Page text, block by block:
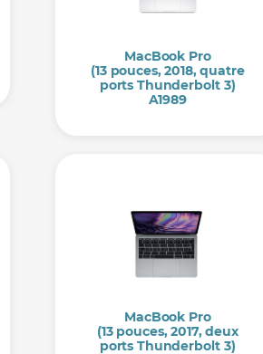
MacBook Pro
(13 pouces, 2018, quatre
ports Thunderbolt 3)
A1989
MacBook Pro
(13 pouces, 2017, deux
ports Thunderbolt 3)